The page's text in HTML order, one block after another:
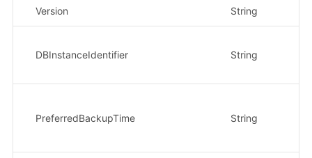
Version String
DBInstanceIdentifier String
PreferredBackupTime String